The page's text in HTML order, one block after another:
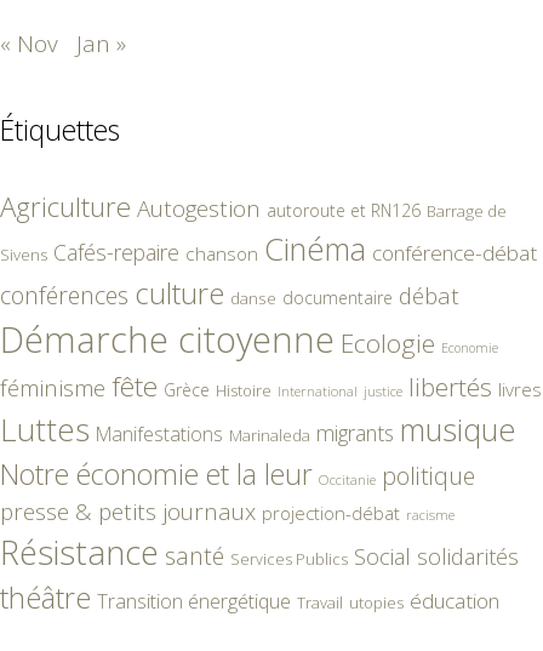
« Nov Jan »
Étiquettes
Agriculture Autogestion autoroute et RN126 Barrage de
Sivens Cafés-repaire chanson Cinéma conférence-débat
conférences culture danse documentaire débat
Démarche citoyenne Ecologie Economie
féminisme fête Grèce Histoire International justice libertés livres
Luttes Manifestations Marinaleda migrants musique
Notre économie et la leur Occitanie politique
presse & petits journaux projection-débat racisme
Résistance santé Services Publics Social solidarités
théâtre Transition énergétique Travail utopies éducation